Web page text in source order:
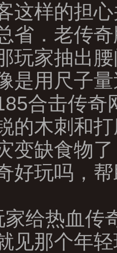
这样的担
省．老传
玩家抽出
是用尺子
合击传奇
的木刺和
变缺食物
好玩吗，
给热血传
见那个年